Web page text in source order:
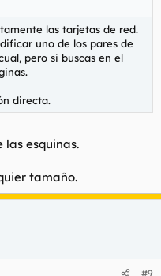
las tarjetas de red.
uno de los pares de
pero si buscas en el
directa.
las esquinas.
tamaño.
#9